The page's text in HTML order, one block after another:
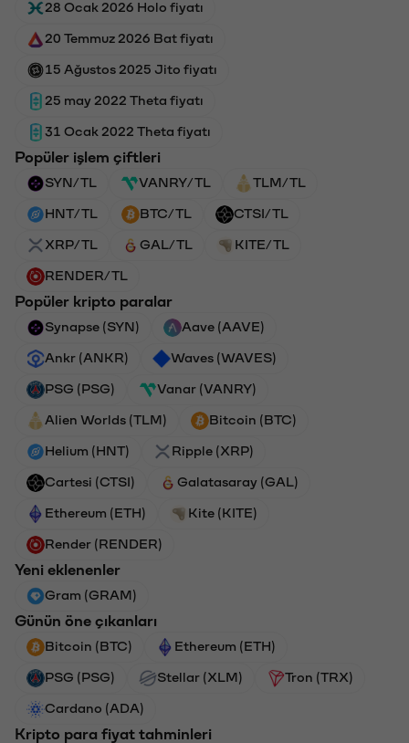
28 Ocak 2026 Holo fiyatı
20 Temmuz 2026 Bat fiyatı
15 Ağustos 2025 Jito fiyatı
25 may 2022 Theta fiyatı
31 Ocak 2022 Theta fiyatı
Popüler işlem çiftleri
SYN/TL VANRY/TL TLM/TL
HNT/TL BTC/TL CTSI/TL
XRP/TL GAL/TL KITE/TL
RENDER/TL
Popüler kripto paralar
Synapse (SYN) Aave (AAVE)
Ankr (ANKR) Waves (WAVES)
PSG (PSG) Vanar (VANRY)
Alien Worlds (TLM) Bitcoin (BTC)
Helium (HNT) Ripple (XRP)
Cartesi (CTSI) Galatasaray (GAL)
Ethereum (ETH) Kite (KITE)
Render (RENDER)
Yeni eklenenler
Gram (GRAM)
Günün öne çıkanları
Bitcoin (BTC) Ethereum (ETH)
PSG (PSG) Stellar (XLM) Tron (TRX)
Cardano (ADA)
Kripto para fiyat tahminleri